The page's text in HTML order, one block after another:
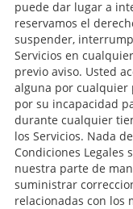
puede dar lugar a
reservamos el
suspender,
Servicios en
previo aviso. Usted
alguna por cualquier
por su incapacidad
durante cualquier
los Servicios. Nada
Condiciones
nuestra parte de
suministrar
relacionadas con los